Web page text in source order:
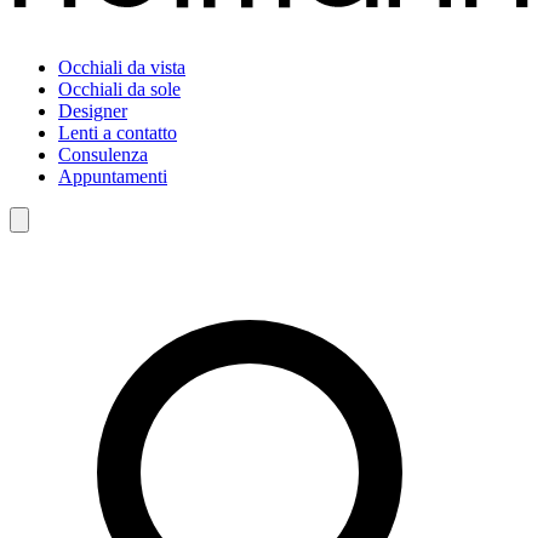
Occhiali da vista
Occhiali da sole
Designer
Lenti a contatto
Consulenza
Appuntamenti